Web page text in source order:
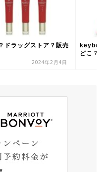
ドラッグストア？販売
2024年2月4日
keybo
どこ？